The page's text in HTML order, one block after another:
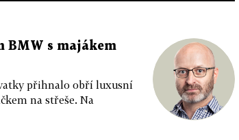
BMW s majákem
přihnalo obří luxusní
na střeše. Na